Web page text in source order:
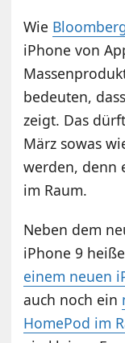
Wie
iPhone von
bedeuten,
zeigt. Das
März sowas
werden, denn
im Raum.
Neben dem
iPhone 9
einem neuen
auch noch ein
HomePod im